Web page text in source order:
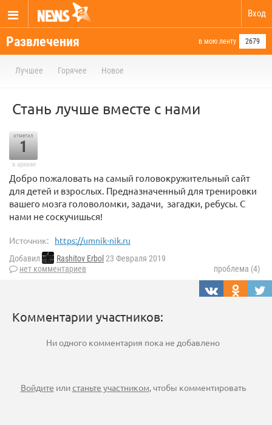
Вход
Развлечения в мою ленту 2679
Лучшее Горячее Новое
Стань лучше вместе с нами
отметил
1
в архиве
Добро пожаловать на самый головокружительный сайт
для детей и взрослых. Предназначенный для тренировки
вашего мозга головоломки, задачи, загадки, ребусы. С
нами не соскучишься!
Источник: https://umnik-nik.ru
Добавил Rashitov Erbol 23 Февраля 2019
нет комментариев
проблема (4)
Комментарии участников:
Ни одного комментария пока не добавлено
Войдите илистаньте участником, чтобы комментировать